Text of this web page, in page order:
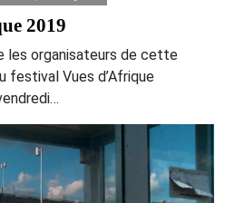
2019
les organisateurs de cette
festival Vues d’Afrique